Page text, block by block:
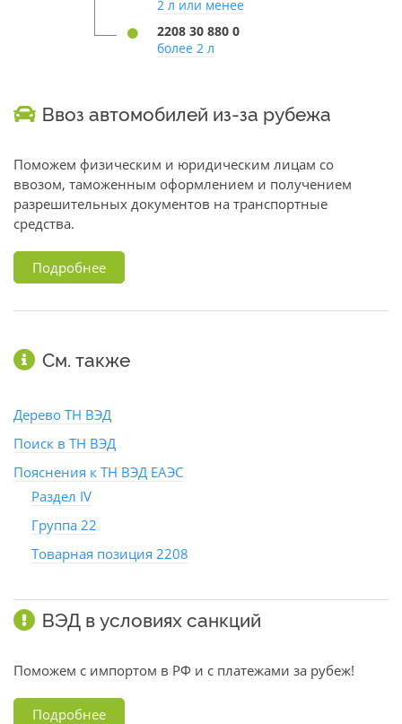
2 л или менее
2208 30 880 0
более 2 л
Ввоз автомобилей из-за рубежа
Поможем физическим и юридическим лицам со
ввозом, таможенным оформлением и получением
разрешительных документов на транспортные
средства.
Подробнее
См. также
Дерево ТН ВЭД
Поиск в ТН ВЭД
Пояснения к ТН ВЭД ЕАЭС
Раздел IV
Группа 22
Товарная позиция 2208
ВЭД в условиях санкций
Поможем с импортом в РФ и с платежами за рубеж!
Подробнее